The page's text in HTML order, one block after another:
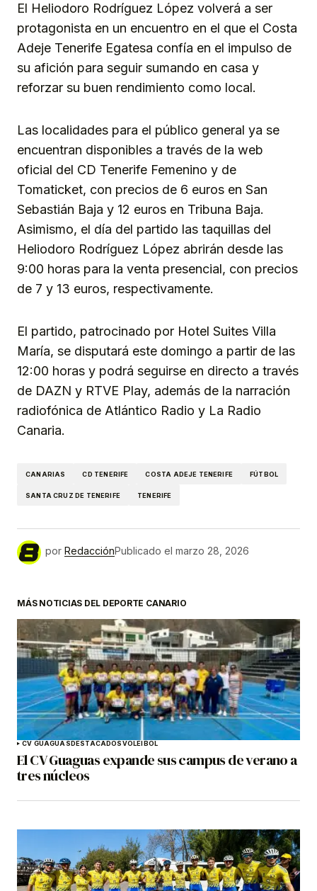
El Heliodoro Rodríguez López volverá a ser
protagonista en un encuentro en el que el Costa
Adeje Tenerife Egatesa confía en el impulso de
su afición para seguir sumando en casa y
reforzar su buen rendimiento como local.
Las localidades para el público general ya se
encuentran disponibles a través de la web
oficial del CD Tenerife Femenino y de
Tomaticket, con precios de 6 euros en San
Sebastián Baja y 12 euros en Tribuna Baja.
Asimismo, el día del partido las taquillas del
Heliodoro Rodríguez López abrirán desde las
9:00 horas para la venta presencial, con precios
de 7 y 13 euros, respectivamente.
El partido, patrocinado por Hotel Suites Villa
María, se disputará este domingo a partir de las
12:00 horas y podrá seguirse en directo a través
de DAZN y RTVE Play, además de la narración
radiofónica de Atlántico Radio y La Radio
Canaria.
CANARIAS CD TENERIFE COSTA ADEJE TENERIFE FÚTBOL
SANTA CRUZ DE TENERIFE TENERIFE
por RedacciónPublicado el marzo 28, 2026
MÁS NOTICIAS DEL DEPORTE CANARIO
CV GUAGUASDESTACADOSVOLEIBOL
El CV Guaguas expande sus campus de verano a
tres núcleos